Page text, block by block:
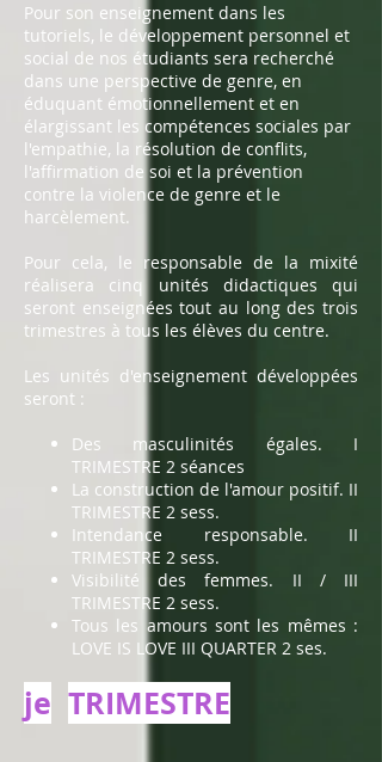
Pour son enseignement dans les
tutoriels, le développement personnel et
social de nos étudiants sera recherché
dans une perspective de genre, en
éduquant émotionnellement et en
élargissant les compétences sociales par
l'empathie, la résolution de conflits,
l'affirmation de soi et la prévention
contre la violence de genre et le
harcèlement.
Pour cela, le responsable de la mixité
réalisera cinq unités didactiques qui
seront enseignées tout au long des trois
trimestres à tous les élèves du centre.
Les unités d'enseignement développées
seront :
Des masculinités égales. I
TRIMESTRE 2 séances
La construction de l'amour positif. II
TRIMESTRE 2 sess.
Intendance responsable. II
TRIMESTRE 2 sess.
Visibilité des femmes. II / III
TRIMESTRE 2 sess.
Tous les amours sont les mêmes :
LOVE IS LOVE III QUARTER 2 ses.
je TRIMESTRE